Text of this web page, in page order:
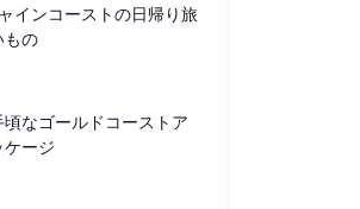
インコーストの日帰り旅
もの
なゴールドコーストア
ージ